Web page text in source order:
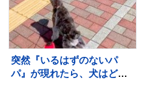
突然『いるはずのないパ
パ』が現れたら、犬はどう